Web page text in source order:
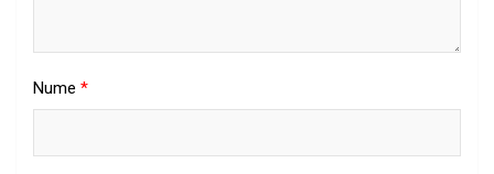
Nume *